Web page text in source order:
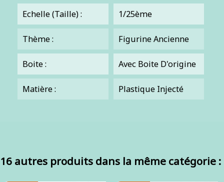
Echelle (Taille) : 1/25ème
Thème : Figurine Ancienne
Boite : Avec Boite D'origine
Matière : Plastique Injecté
16 autres produits dans la même catégorie :